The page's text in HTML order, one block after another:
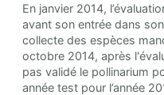
En janvier 2014,
avant son entrée dans
collecte des espèces
octobre 2014, après
pas validé le pollinarium
année test pour l’année